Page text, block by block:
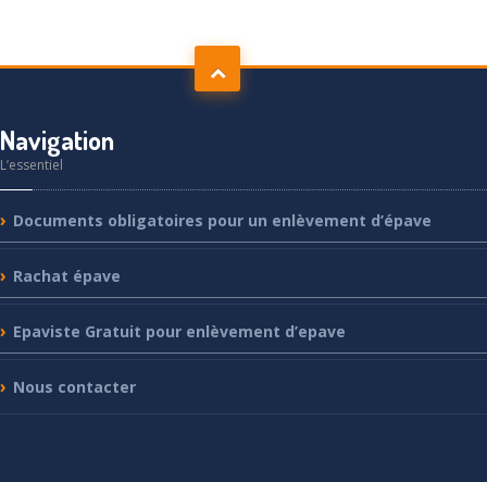
Navigation
L’essentiel
Documents obligatoires pour un enlèvement d’épave
Rachat épave
Epaviste Gratuit pour enlèvement d’epave
Nous contacter